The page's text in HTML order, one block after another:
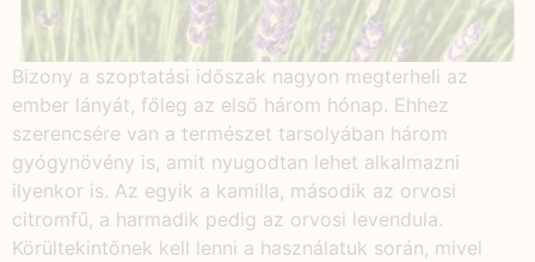
Bizony a szoptatási időszak nagyon megterheli az
ember lányát, főleg az első három hónap. Ehhez
szerencsére van a természet tarsolyában három
gyógynövény is, amit nyugodtan lehet alkalmazni
ilyenkor is. Az egyik a kamilla, második az orvosi
citromfű, a harmadik pedig az orvosi levendula.
Körültekintőnek kell lenni a használatuk során, mivel